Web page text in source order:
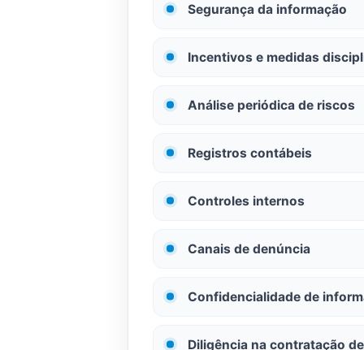
Segurança da informação
Incentivos e medidas
Análise periódica de riscos
Registros contábeis
Controles internos
Canais de denúncia
Confidencialidade de
Diligência na contratação